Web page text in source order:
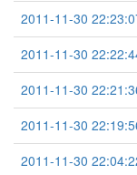
2011-11-30
2011-11-30
2011-11-30
2011-11-30
2011-11-30